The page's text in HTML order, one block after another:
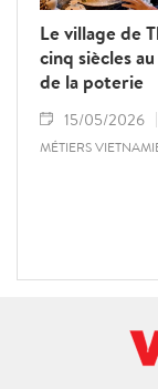
Le village de
cinq siècles
de la poterie
15/05/2026
MÉTIERS